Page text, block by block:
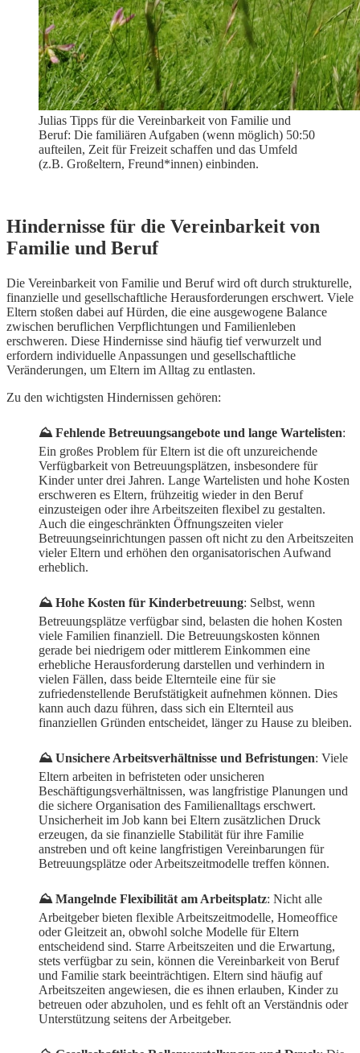
Julias Tipps für die Vereinbarkeit von Familie und
Beruf: Die familiären Aufgaben (wenn möglich) 50:50
aufteilen, Zeit für Freizeit schaffen und das Umfeld
(z.B. Großeltern, Freund*innen) einbinden.
Hindernisse für die Vereinbarkeit von
Familie und Beruf
Die Vereinbarkeit von Familie und Beruf wird oft durch strukturelle,
finanzielle und gesellschaftliche Herausforderungen erschwert. Viele
Eltern stoßen dabei auf Hürden, die eine ausgewogene Balance
zwischen beruflichen Verpflichtungen und Familienleben
erschweren. Diese Hindernisse sind häufig tief verwurzelt und
erfordern individuelle Anpassungen und gesellschaftliche
Veränderungen, um Eltern im Alltag zu entlasten.
Zu den wichtigsten Hindernissen gehören:
⛰️ Fehlende Betreuungsangebote und lange Wartelisten:
Ein großes Problem für Eltern ist die oft unzureichende
Verfügbarkeit von Betreuungsplätzen, insbesondere für
Kinder unter drei Jahren. Lange Wartelisten und hohe Kosten
erschweren es Eltern, frühzeitig wieder in den Beruf
einzusteigen oder ihre Arbeitszeiten flexibel zu gestalten.
Auch die eingeschränkten Öffnungszeiten vieler
Betreuungseinrichtungen passen oft nicht zu den Arbeitszeiten
vieler Eltern und erhöhen den organisatorischen Aufwand
erheblich.
⛰️ Hohe Kosten für Kinderbetreuung: Selbst, wenn
Betreuungsplätze verfügbar sind, belasten die hohen Kosten
viele Familien finanziell. Die Betreuungskosten können
gerade bei niedrigem oder mittlerem Einkommen eine
erhebliche Herausforderung darstellen und verhindern in
vielen Fällen, dass beide Elternteile eine für sie
zufriedenstellende Berufstätigkeit aufnehmen können. Dies
kann auch dazu führen, dass sich ein Elternteil aus
finanziellen Gründen entscheidet, länger zu Hause zu bleiben.
⛰️ Unsichere Arbeitsverhältnisse und Befristungen: Viele
Eltern arbeiten in befristeten oder unsicheren
Beschäftigungsverhältnissen, was langfristige Planungen und
die sichere Organisation des Familienalltags erschwert.
Unsicherheit im Job kann bei Eltern zusätzlichen Druck
erzeugen, da sie finanzielle Stabilität für ihre Familie
anstreben und oft keine langfristigen Vereinbarungen für
Betreuungsplätze oder Arbeitszeitmodelle treffen können.
⛰️ Mangelnde Flexibilität am Arbeitsplatz: Nicht alle
Arbeitgeber bieten flexible Arbeitszeitmodelle, Homeoffice
oder Gleitzeit an, obwohl solche Modelle für Eltern
entscheidend sind. Starre Arbeitszeiten und die Erwartung,
stets verfügbar zu sein, können die Vereinbarkeit von Beruf
und Familie stark beeinträchtigen. Eltern sind häufig auf
Arbeitszeiten angewiesen, die es ihnen erlauben, Kinder zu
betreuen oder abzuholen, und es fehlt oft an Verständnis oder
Unterstützung seitens der Arbeitgeber.